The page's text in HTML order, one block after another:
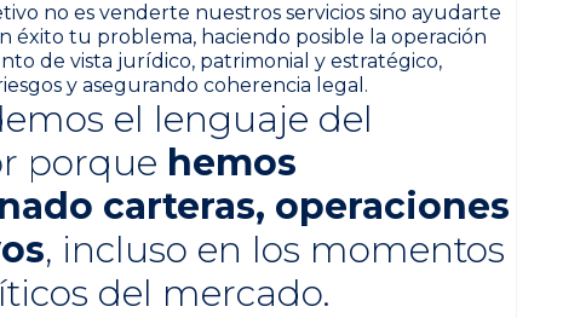
no es venderte nuestros servicios sino ayudarte
éxito tu problema, haciendo posible la operación
de vista jurídico, patrimonial y estratégico,
y asegurando coherencia legal.
el lenguaje del
porque hemos
carteras, operaciones
, incluso en los momentos
del mercado.